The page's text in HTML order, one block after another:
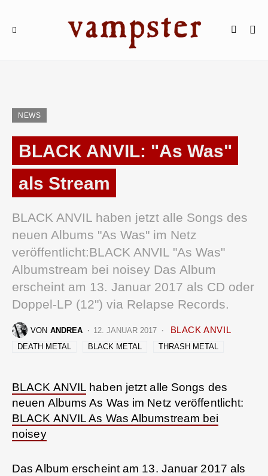
NEWS
BLACK ANVIL: "As Was"
als Stream
BLACK ANVIL haben jetzt alle Songs des
neuen Albums "As Was" im Netz
veröffentlicht:BLACK ANVIL "As Was"
Albumstream bei noisey Das Album
erscheint am 13. Januar 2017 als CD oder
Doppel-LP (12") via Relapse Records.
VON ANDREA 12. JANUAR 2017 BLACK ANVIL
DEATH METAL BLACK METAL THRASH METAL
BLACK ANVIL haben jetzt alle Songs des
neuen Albums As Was im Netz veröffentlicht:
BLACK ANVIL As Was Albumstream bei
noisey
Das Album erscheint am 13. Januar 2017 als